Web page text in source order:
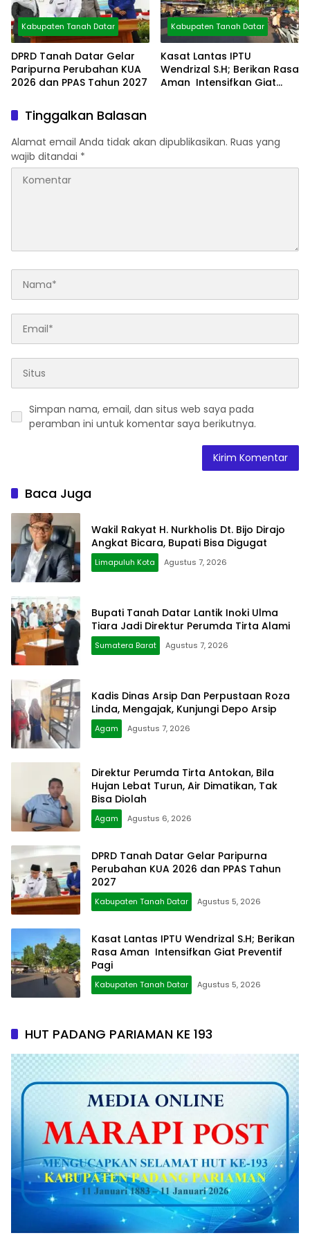
Kabupaten Tanah Datar
DPRD Tanah Datar Gelar
Paripurna Perubahan KUA
2026 dan PPAS Tahun 2027
Kabupaten Tanah Datar
Kasat Lantas IPTU
Wendrizal S.H; Berikan Rasa
Aman Intensifkan Giat
Tinggalkan Balasan
Alamat email Anda tidak akan dipublikasikan. Ruas yang
wajib ditandai *
Simpan nama, email, dan situs web saya pada
peramban ini untuk komentar saya berikutnya.
Baca Juga
Wakil Rakyat H. Nurkholis Dt. Bijo Dirajo
Angkat Bicara, Bupati Bisa Digugat
Limapuluh Kota Agustus 7, 2026
Bupati Tanah Datar Lantik Inoki Ulma
Tiara Jadi Direktur Perumda Tirta Alami
Sumatera Barat Agustus 7, 2026
Kadis Dinas Arsip Dan Perpustaan Roza
Linda, Mengajak, Kunjungi Depo Arsip
Agam Agustus 7, 2026
Direktur Perumda Tirta Antokan, Bila
Hujan Lebat Turun, Air Dimatikan, Tak
Bisa Diolah
Agam Agustus 6, 2026
DPRD Tanah Datar Gelar Paripurna
Perubahan KUA 2026 dan PPAS Tahun
2027
Kabupaten Tanah Datar Agustus 5, 2026
Kasat Lantas IPTU Wendrizal S.H; Berikan
Rasa Aman Intensifkan Giat Preventif
Pagi
Kabupaten Tanah Datar Agustus 5, 2026
HUT PADANG PARIAMAN KE 193